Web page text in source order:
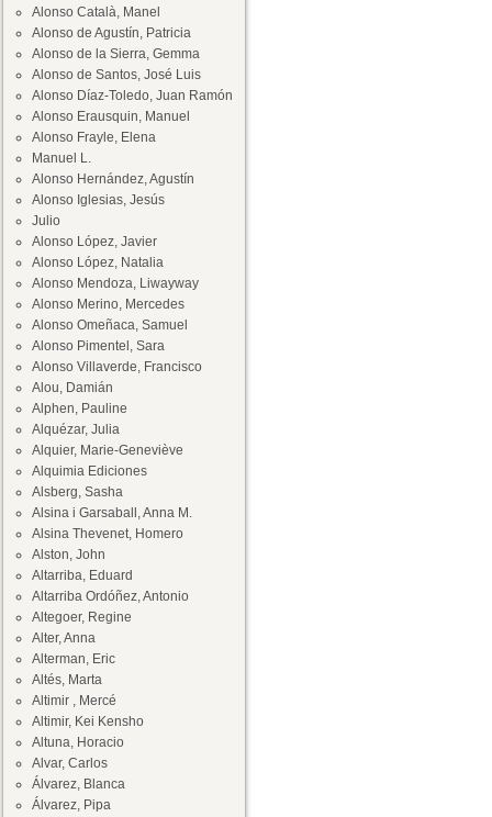
Alonso Català, Manel
Alonso de Agustín, Patricia
Alonso de la Sierra, Gemma
Alonso de Santos, José Luis
Alonso Díaz-Toledo, Juan Ramón
Alonso Erausquin, Manuel
Alonso Frayle, Elena
Manuel L.
Alonso Hernández, Agustín
Alonso Iglesias, Jesús
Julio
Alonso López, Javier
Alonso López, Natalia
Alonso Mendoza, Liwayway
Alonso Merino, Mercedes
Alonso Omeñaca, Samuel
Alonso Pimentel, Sara
Alonso Villaverde, Francisco
Alou, Damián
Alphen, Pauline
Alquézar, Julia
Alquier, Marie-Geneviève
Alquimia Ediciones
Alsberg, Sasha
Alsina i Garsaball, Anna M.
Alsina Thevenet, Homero
Alston, John
Altarriba, Eduard
Altarriba Ordóñez, Antonio
Altegoer, Regine
Alter, Anna
Alterman, Eric
Altés, Marta
Altimir , Mercé
Altimir, Kei Kensho
Altuna, Horacio
Alvar, Carlos
Álvarez, Blanca
Álvarez, Pipa